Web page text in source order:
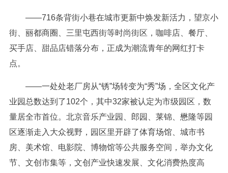
——716条背街小巷在城市更新中焕发新活力，望京小
街、丽都商圈、三里屯西街等时尚街区，咖啡店、餐厅、
买手店、甜品店错落分布，正成为潮流青年的网红打卡
点。
——一处处老厂房从“锈”场转变为“秀”场，全区文化产
业园总数达到了102个，其中32家被认定为市级园区，数
量居全市首位。北京音乐产业园、郎园、莱锦、懋隆等园
区逐渐走入大众视野，园区里开辟了体育场馆、城市书
房、美术馆、电影院、博物馆等公共服务空间，举办文化
节、文创市集等，文创产业快速发展、文化消费热度高